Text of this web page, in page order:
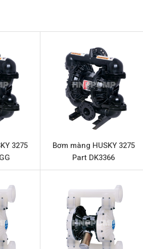
hiệu HUSKY danh tiếng, được thiết
nghiệt nhất. Với vật liệu chế tạo bền
dụng đòi hỏi độ tin cậy và an toàn cao.
3275
Bơm màng HUSKY 3275
Part DK3366